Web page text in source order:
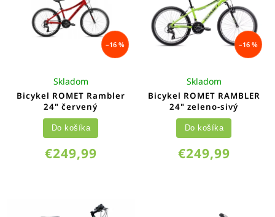
–16 %
Bicykel ROMET Rambler
24" červený
Skladom
€249,99
Do košíka
–16 %
Bicykel ROMET RAMBLER
24" zeleno-sivý
Skladom
€249,99
Do košíka